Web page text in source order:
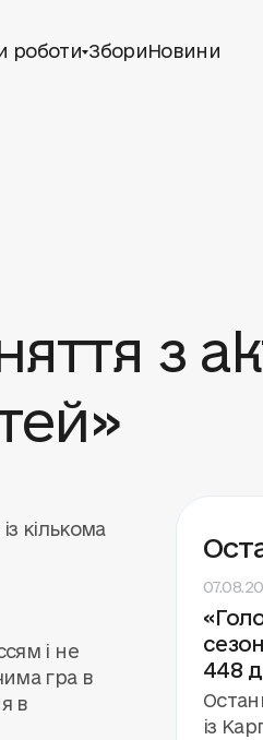
роботи ЗбориНовини
з
кількома
і не
гра в
в
448
із